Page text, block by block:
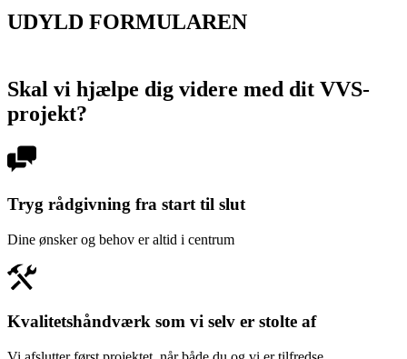
UDYLD FORMULAREN
Skal vi hjælpe dig videre med dit VVS-
projekt?
Tryg rådgivning fra start til slut
Dine ønsker og behov er altid i centrum
Kvalitetshåndværk som vi selv er stolte af